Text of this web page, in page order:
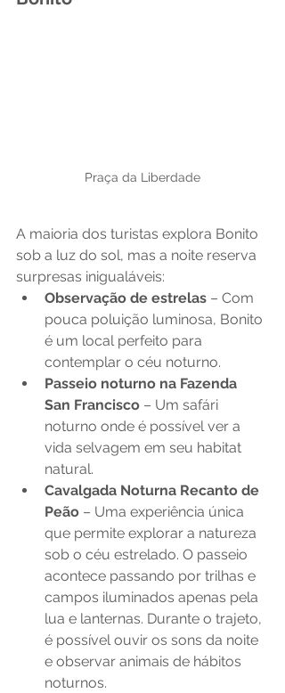
Praça da Liberdade
A maioria dos turistas explora Bonito
sob a luz do sol, mas a noite reserva
surpresas inigualáveis:
Observação de estrelas – Com
pouca poluição luminosa, Bonito
é um local perfeito para
contemplar o céu noturno.
Passeio noturno na Fazenda
San Francisco – Um safári
noturno onde é possível ver a
vida selvagem em seu habitat
natural.
Cavalgada Noturna Recanto de
Peão – Uma experiência única
que permite explorar a natureza
sob o céu estrelado. O passeio
acontece passando por trilhas e
campos iluminados apenas pela
lua e lanternas. Durante o trajeto,
é possível ouvir os sons da noite
e observar animais de hábitos
noturnos.